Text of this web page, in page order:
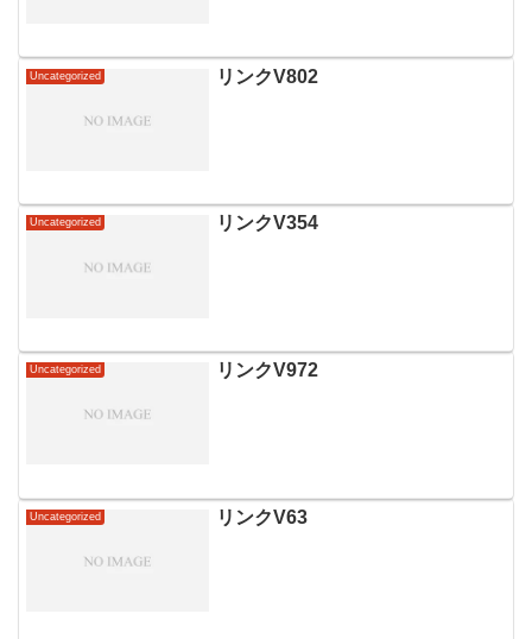
Uncategorized リンクV802
Uncategorized リンクV354
Uncategorized リンクV972
Uncategorized リンクV63